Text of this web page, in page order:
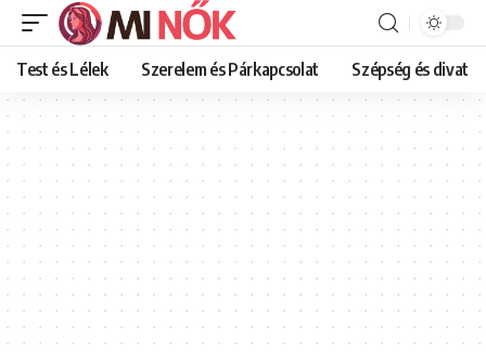
Test és Lélek Szerelem és Párkapcsolat Szépség és divat